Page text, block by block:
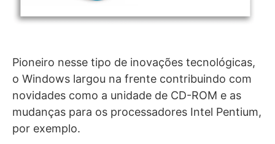
Pioneiro nesse tipo de inovações tecnológicas,
o Windows largou na frente contribuindo com
novidades como a unidade de CD-ROM e as
mudanças para os processadores Intel Pentium,
por exemplo.